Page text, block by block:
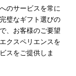
のサービスを常に
璧なギフト選びの
、お客様のご要望
クスペリエンスを
スをご提供しま